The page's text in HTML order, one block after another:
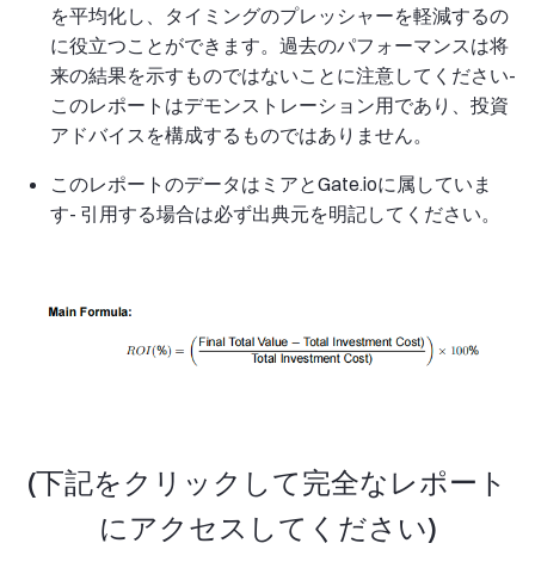
を平均化し、タイミングのプレッシャーを軽減するの
に役立つことができます。過去のパフォーマンスは将
来の結果を示すものではないことに注意してください-
このレポートはデモンストレーション用であり、投資
アドバイスを構成するものではありません。
このレポートのデータはミアとGate.ioに属していま
す- 引用する場合は必ず出典元を明記してください。
(下記をクリックして完全なレポート
にアクセスしてください)